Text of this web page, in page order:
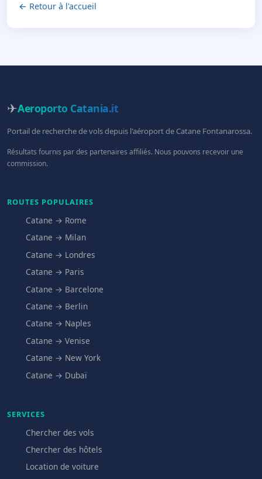
← Retour à l'accueil
✈Aeroporto Catania.it
Portail de recherche de vols depuis l'aéroport de Catane Fontanarossa.
Résultats fournis par des partenaires affiliés. Nous pouvons recevoir une
commission.
ROUTES POPULAIRES
Catane → Rome
Catane → Milan
Catane → Londres
Catane → Paris
Catane → Barcelone
Catane → Berlin
Catane → Naples
Catane → Venise
Catane → New York
Catane → Dubaï
SERVICES
Chercher des vols
Chercher des hôtels
Location de voiture